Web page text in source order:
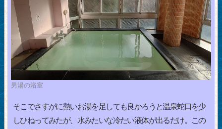
男湯の浴室
そこでさすがに熱いお湯を足しても良かろうと温泉蛇口を少
しひねってみたが、水みたいな冷たい液体が出るだけ。この